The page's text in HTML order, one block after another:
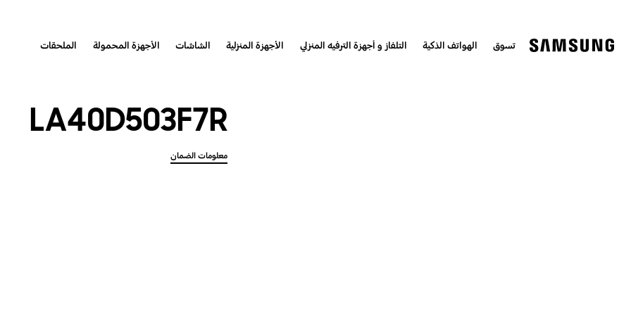
تسوق الهواتف الذكية التلفاز و أجهزة الترفيه المنزلي الأجهزة المنزلية الشاشات الأجهزة المحمولة الملحقات
LA40D503F7R
معلومات الضمان